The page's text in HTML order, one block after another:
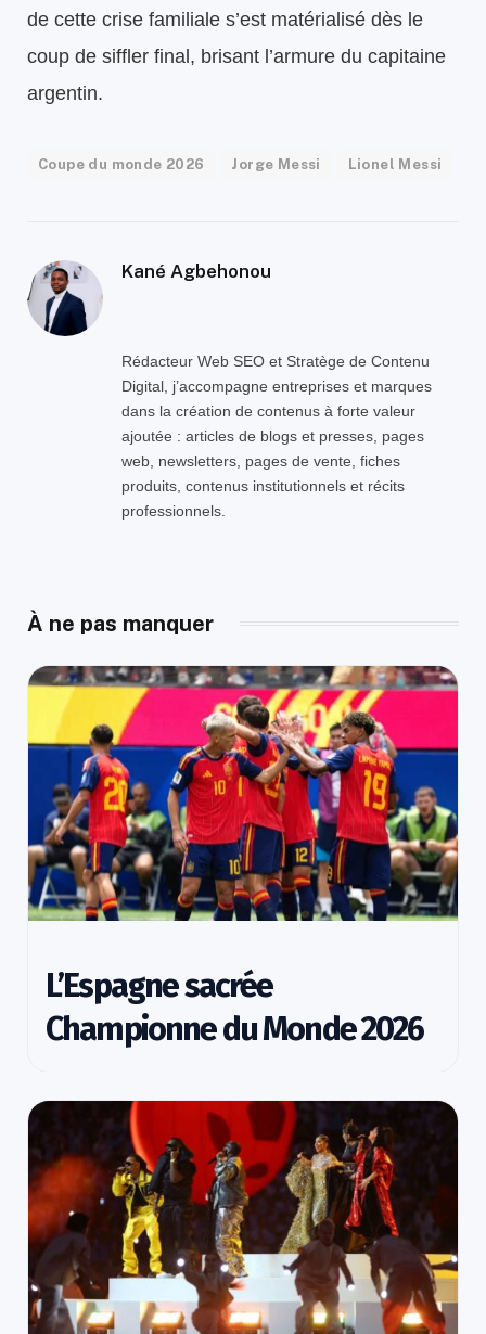
de cette crise familiale s’est matérialisé dès le
coup de siffler final, brisant l’armure du capitaine
argentin.
Coupe du monde 2026 Jorge Messi Lionel Messi
Kané Agbehonou
Rédacteur Web SEO et Stratège de Contenu
Digital, j’accompagne entreprises et marques
dans la création de contenus à forte valeur
ajoutée : articles de blogs et presses, pages
web, newsletters, pages de vente, fiches
produits, contenus institutionnels et récits
professionnels.
À ne pas manquer
L’Espagne sacrée
Championne du Monde 2026